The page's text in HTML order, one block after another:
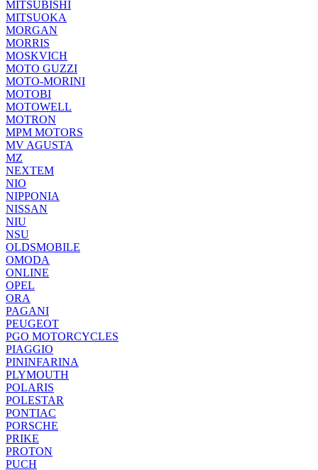
MITSUBISHI
MITSUOKA
MORGAN
MORRIS
MOSKVICH
MOTO GUZZI
MOTO-MORINI
MOTOBI
MOTOWELL
MOTRON
MPM MOTORS
MV AGUSTA
MZ
NEXTEM
NIO
NIPPONIA
NISSAN
NIU
NSU
OLDSMOBILE
OMODA
ONLINE
OPEL
ORA
PAGANI
PEUGEOT
PGO MOTORCYCLES
PIAGGIO
PININFARINA
PLYMOUTH
POLARIS
POLESTAR
PONTIAC
PORSCHE
PRIKE
PROTON
PUCH